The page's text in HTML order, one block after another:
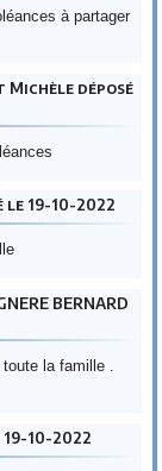
à partager
Michèle déposé
19-10-2022
BERNARD
la famille .
10-2022